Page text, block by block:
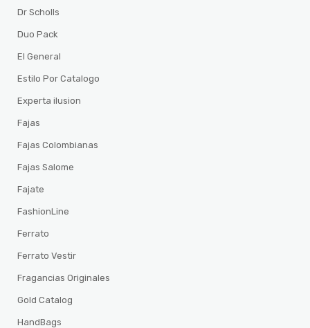
Dr Scholls
Duo Pack
El General
Estilo Por Catalogo
Experta ilusion
Fajas
Fajas Colombianas
Fajas Salome
Fajate
FashionLine
Ferrato
Ferrato Vestir
Fragancias Originales
Gold Catalog
HandBags